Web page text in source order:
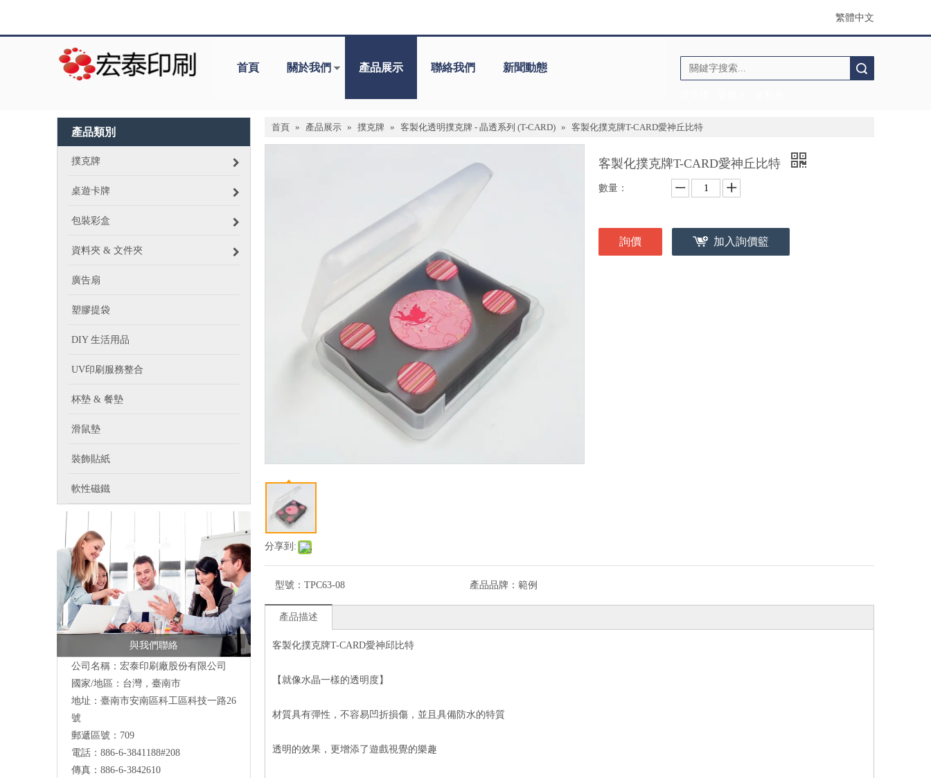
繁體中文
首頁 關於我們 產品展示 聯絡我們 新聞動態
產品類別
撲克牌
桌遊卡牌
包裝彩盒
資料夾 & 文件夾
廣告扇
塑膠提袋
DIY 生活用品
UV印刷服務整合
杯墊 & 餐墊
滑鼠墊
裝飾貼紙
軟性磁鐵
與我們聯絡
公司名稱：宏泰印刷廠股份有限公司
國家/地區：台灣，臺南市
地址： 臺南市安南區科工區科技一路26
號
郵遞區號：709
電話：886-6-3841188#208
傳真：886-6-3842610
首頁 » 產品展示 » 撲克牌 » 客製化透明撲克牌 - 晶透系列 (T-CARD) » 客製化撲克牌T-CARD愛神丘比特
分享到:
客製化撲克牌T-CARD愛神丘比特
數量：
詢價 加入詢價籃
型號： TPC63-08 產品品牌： 範例
產品描述
客製化撲克牌T-CARD愛神邱比特
【就像水晶一樣的透明度】
材質具有彈性，不容易凹折損傷，並且具備防水的特質
透明的效果，更增添了遊戲視覺的樂趣